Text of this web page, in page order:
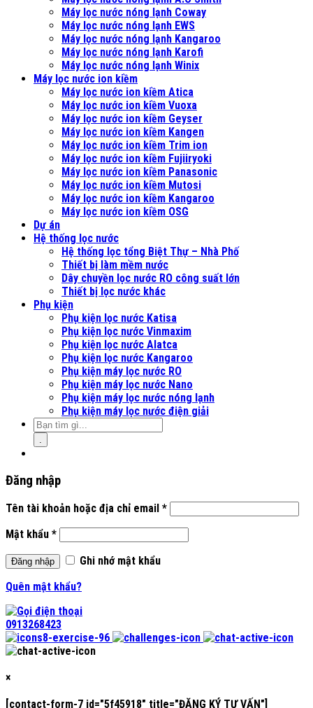
Máy lọc nước nóng lạnh Coway
Máy lọc nước nóng lạnh EWS
Máy lọc nước nóng lạnh Kangaroo
Máy lọc nước nóng lạnh Karofi
Máy lọc nước nóng lạnh Winix
Máy lọc nước ion kiềm
Máy lọc nước ion kiềm Atica
Máy lọc nước ion kiềm Vuoxa
Máy lọc nước ion kiềm Geyser
Máy lọc nước ion kiềm Kangen
Máy lọc nước ion kiềm Trim ion
Máy lọc nước ion kiềm Fujiiryoki
Máy lọc nước ion kiềm Panasonic
Máy lọc nước ion kiềm Mutosi
Máy lọc nước ion kiềm Kangaroo
Máy lọc nước ion kiềm OSG
Dự án
Hệ thống lọc nước
Hệ thống lọc tổng Biệt Thự – Nhà Phố
Thiết bị làm mềm nước
Dây chuyền lọc nước RO công suất lớn
Thiết bị lọc nước khác
Phụ kiện
Phụ kiện lọc nước Katisa
Phụ kiện lọc nước Vinmaxim
Phụ kiện lọc nước Alatca
Phụ kiện lọc nước Kangaroo
Phụ kiện máy lọc nước RO
Phụ kiện máy lọc nước Nano
Phụ kiện máy lọc nước nóng lạnh
Phụ kiện máy lọc nước điện giải
Đăng nhập
Tên tài khoản hoặc địa chỉ email *
Mật khẩu *
Đăng nhập
Ghi nhớ mật khẩu
Quên mật khẩu?
0913268423
×
[contact-form-7 id="5f45918" title="ĐĂNG KÝ TƯ VẤN"]